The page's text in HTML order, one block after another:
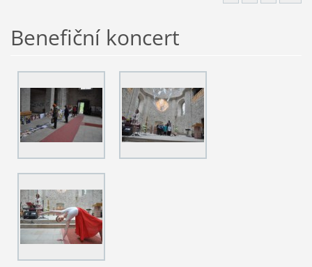
Benefiční koncert